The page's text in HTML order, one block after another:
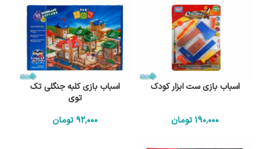
اسباب بازی ست ابزار کودک
190٬000تومان
اسباب بازی کلبه جنگلی تک
توی
92٬000تومان